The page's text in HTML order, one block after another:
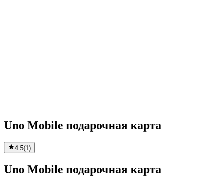
Uno Mobile подарочная карта
4.5(1 )
Uno Mobile подарочная карта